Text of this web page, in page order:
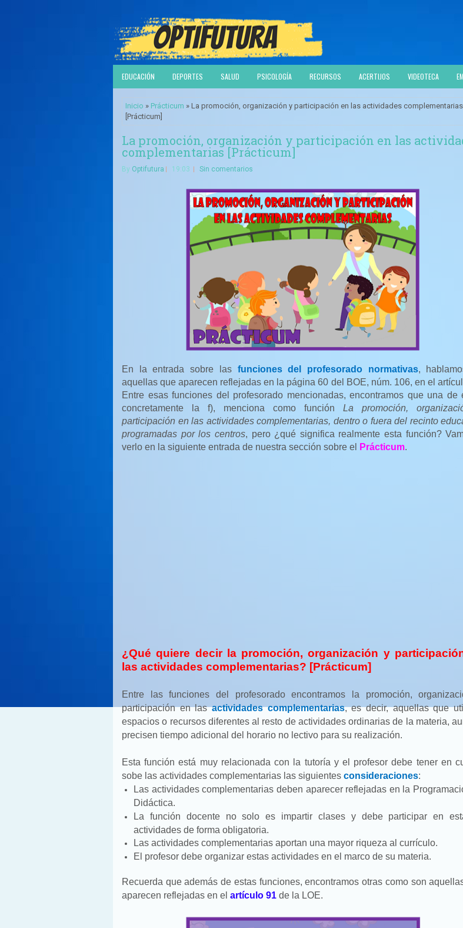
EDUCACIÓN DEPORTES SALUD PSICOLOGÍA RECURSOS ACERTIJOS VIDEOTECA
Inicio » Prácticum » La promoción, organización y participación en las actividades complementarias
[Prácticum]
La promoción, organización y participación en las
complementarias [Prácticum]
By Optifutura 19:03 Sin comentarios
En la entrada sobre las funciones del profesorado normativas,
aquellas que aparecen reflejadas en la página 60 del BOE, núm. 106, en el
Entre esas funciones del profesorado mencionadas, encontramos que una de
concretamente la f), menciona como función La promoción,
participación en las actividades complementarias, dentro o fuera del recinto
programadas por los centros, pero ¿qué significa realmente esta función?
verlo en la siguiente entrada de nuestra sección sobre el
Prácticum.
¿Qué quiere decir la promoción, organización y
las actividades complementarias? [Prácticum]
Entre las funciones del profesorado encontramos la promoción,
participación en lasactividades complementarias, es decir, aquellas que
espacios o recursos diferentes al resto de actividades ordinarias de la materia,
precisen tiempo adicional del horario no lectivo para su realización.
Esta función está muy relacionada con la tutoría y el profesor debe tener en
sobe las actividades complementarias las siguientes consideraciones:
Las actividades complementarias deben aparecer reflejadas en la
Didáctica.
La función docente no solo es impartir clases y debe participar en
actividades de forma obligatoria.
Las actividades complementarias aportan una mayor riqueza al currículo.
El profesor debe organizar estas actividades en el marco de su materia.
Recuerda que además de estas funciones, encontramos otras como son
aparecen reflejadas en el artículo 91 de la LOE.